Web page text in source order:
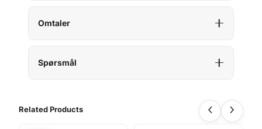
Omtaler
Spørsmål
Related Products